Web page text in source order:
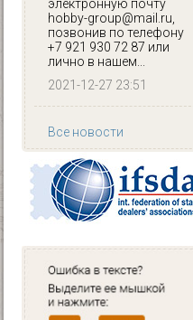
электронную почту
hobby-group@mail.ru,
позвонив по телефону
+7 921 930 72 87 или
лично в нашем...
2021-12-27 23:51
Все новости